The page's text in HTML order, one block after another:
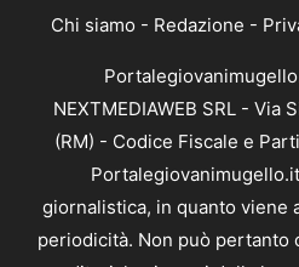
Chi siamo - Redazione -
NEXTMEDIAWEB SRL - Via
(RM) - Codice Fiscale e
giornalistica, in quanto viene
periodicità. Non può pertanto